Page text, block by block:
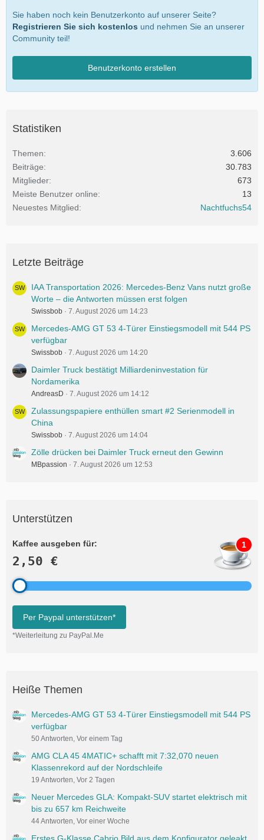
Sie haben noch kein Benutzerkonto auf unserer Seite?
Registrieren Sie sich kostenlos und nehmen Sie an unserer
Community teil!
Benutzerkonto erstellen
Statistiken
Themen
3.606
Beiträge
30.783
Mitglieder
673
Meiste Benutzer online
13
Neuestes Mitglied
Nachtfuchs54
Letzte Beiträge
IAA Transportation 2026: Mercedes-Benz Vans nutzt große
Worte – die Antworten müssen erst folgen
Swissbob 7. August 2026 um 14:23
Mercedes-AMG GT 53 4-Türer Einstiegsmodell mit 544 PS
verfügbar
Swissbob 7. August 2026 um 14:20
Daimler Truck bestätigt Milliardeninvestation für
Nordamerika
AndreasD 7. August 2026 um 14:12
Zulassungspapiere enthüllen smart #2 Serienmodell in
China
Swissbob 7. August 2026 um 14:04
Zölle drücken bei Daimler Truck erneut den Gewinn
MBpassion 7. August 2026 um 12:53
Unterstützen
Kaffee ausgeben für:
2,50 €
1
Per Paypal unterstützen*
*Weiterleitung zu PayPal.Me
Heiße Themen
Mercedes-AMG GT 53 4-Türer Einstiegsmodell mit 544 PS
verfügbar
50 Antworten, Vor einem Tag
AMG CLA 45 4MATIC+ schafft mit 7:32,070 neuen
Klassenrekord auf der Nordschleife
19 Antworten, Vor 2 Tagen
Neuer Mercedes GLA: Kompakt-SUV startet elektrisch mit
bis zu 657 km Reichweite
44 Antworten, Vor einer Woche